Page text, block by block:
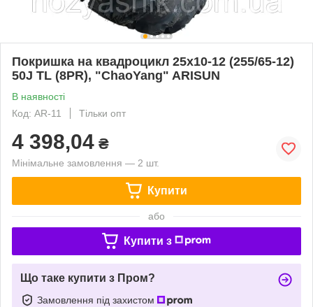
Покришка на квадроцикл 25х10-12 (255/65-12)
50J ТL (8PR), "ChaoYang" ARISUN
В наявності
Код: AR-11
Тільки опт
4 398,04 ₴
Мінімальне замовлення — 2 шт.
Купити
або
Купити з
Що таке купити з Пром?
Замовлення під захистом